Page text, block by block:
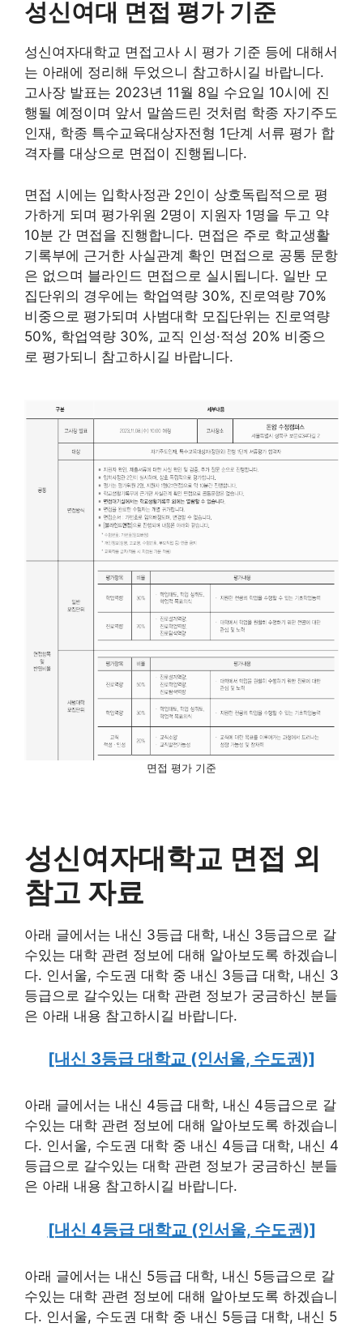
성신여대 면접 평가 기준
성신여자대학교 면접고사 시 평가 기준 등에 대해서
는 아래에 정리해 두었으니 참고하시길 바랍니다.
고사장 발표는 2023년 11월 8일 수요일 10시에 진
행될 예정이며 앞서 말씀드린 것처럼 학종 자기주도
인재, 학종 특수교육대상자전형 1단계 서류 평가 합
격자를 대상으로 면접이 진행됩니다.
면접 시에는 입학사정관 2인이 상호독립적으로 평
가하게 되며 평가위원 2명이 지원자 1명을 두고 약
10분 간 면접을 진행합니다. 면접은 주로 학교생활
기록부에 근거한 사실관계 확인 면접으로 공통 문항
은 없으며 블라인드 면접으로 실시됩니다. 일반 모
집단위의 경우에는 학업역량 30%, 진로역량 70%
비중으로 평가되며 사범대학 모집단위는 진로역량
50%, 학업역량 30%, 교직 인성·적성 20% 비중으
로 평가되니 참고하시길 바랍니다.
면접 평가 기준
성신여자대학교 면접 외
참고 자료
아래 글에서는 내신 3등급 대학, 내신 3등급으로 갈
수있는 대학 관련 정보에 대해 알아보도록 하겠습니
다. 인서울, 수도권 대학 중 내신 3등급 대학, 내신 3
등급으로 갈수있는 대학 관련 정보가 궁금하신 분들
은 아래 내용 참고하시길 바랍니다.
[내신 3등급 대학교 (인서울, 수도권)]
아래 글에서는 내신 4등급 대학, 내신 4등급으로 갈
수있는 대학 관련 정보에 대해 알아보도록 하겠습니
다. 인서울, 수도권 대학 중 내신 4등급 대학, 내신 4
등급으로 갈수있는 대학 관련 정보가 궁금하신 분들
은 아래 내용 참고하시길 바랍니다.
[내신 4등급 대학교 (인서울, 수도권)]
아래 글에서는 내신 5등급 대학, 내신 5등급으로 갈
수있는 대학 관련 정보에 대해 알아보도록 하겠습니
다. 인서울, 수도권 대학 중 내신 5등급 대학, 내신 5